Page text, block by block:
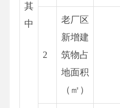
其
中
2
老厂区
新增建
筑物占
地面积
（㎡）